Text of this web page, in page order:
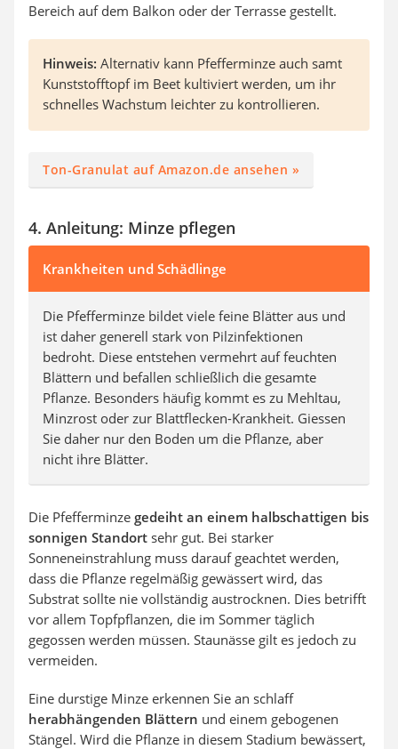
Bereich auf dem Balkon oder der Terrasse gestellt.
Hinweis: Alternativ kann Pfefferminze auch samt
Kunststofftopf im Beet kultiviert werden, um ihr
schnelles Wachstum leichter zu kontrollieren.
Ton-Granulat auf Amazon.de ansehen »
4. Anleitung: Minze pflegen
Krankheiten und Schädlinge
Die Pfefferminze bildet viele feine Blätter aus und
ist daher generell stark von Pilzinfektionen
bedroht. Diese entstehen vermehrt auf feuchten
Blättern und befallen schließlich die gesamte
Pflanze. Besonders häufig kommt es zu Mehltau,
Minzrost oder zur Blattflecken-Krankheit. Giessen
Sie daher nur den Boden um die Pflanze, aber
nicht ihre Blätter.
Die Pfefferminze gedeiht an einem halbschattigen bis
sonnigen Standort sehr gut. Bei starker
Sonneneinstrahlung muss darauf geachtet werden,
dass die Pflanze regelmäßig gewässert wird, das
Substrat sollte nie vollständig austrocknen. Dies betrifft
vor allem Topfpflanzen, die im Sommer täglich
gegossen werden müssen. Staunässe gilt es jedoch zu
vermeiden.
Eine durstige Minze erkennen Sie an schlaff
herabhängenden Blättern und einem gebogenen
Stängel. Wird die Pflanze in diesem Stadium bewässert,